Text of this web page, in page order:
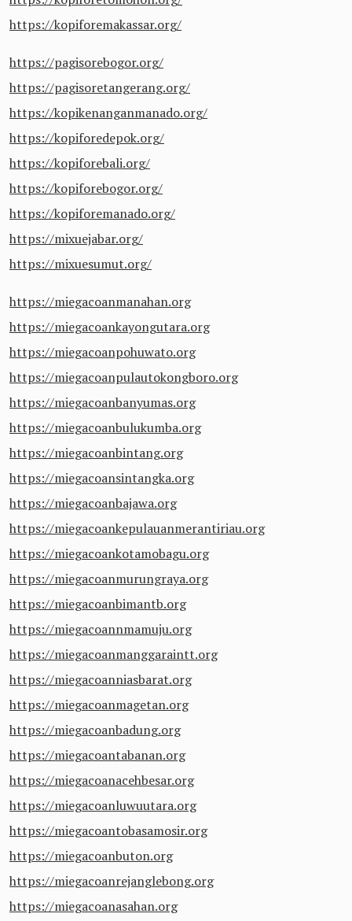
https://kopiforemakassar.org/
https://pagisorebogor.org/
https://pagisoretangerang.org/
https://kopikenanganmanado.org/
https://kopiforedepok.org/
https://kopiforebali.org/
https://kopiforebogor.org/
https://kopiforemanado.org/
https://mixuejabar.org/
https://mixuesumut.org/
https://miegacoanmanahan.org
https://miegacoankayongutara.org
https://miegacoanpohuwato.org
https://miegacoanpulautokongboro.org
https://miegacoanbanyumas.org
https://miegacoanbulukumba.org
https://miegacoanbintang.org
https://miegacoansintangka.org
https://miegacoanbajawa.org
https://miegacoankepulauanmerantiriau.org
https://miegacoankotamobagu.org
https://miegacoanmurungraya.org
https://miegacoanbimantb.org
https://miegacoannmamuju.org
https://miegacoanmanggaraintt.org
https://miegacoanniasbarat.org
https://miegacoanmagetan.org
https://miegacoanbadung.org
https://miegacoantabanan.org
https://miegacoanacehbesar.org
https://miegacoanluwuutara.org
https://miegacoantobasamosir.org
https://miegacoanbuton.org
https://miegacoanrejanglebong.org
https://miegacoanasahan.org